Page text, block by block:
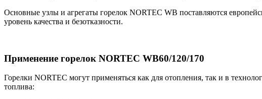
Основные узлы и агрегаты горелок NORTEC WB поставляются
уровень качества и безотказности.
Применение горелок NORTEC WB60/120/170
Горелки NORTEC могут применяться как для отопления, так и в
топлива: